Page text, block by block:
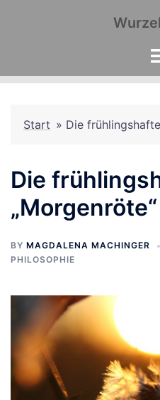
Start » Die
Die
„Morgenröte“
BY MAGDALENA MACHINGER
PHILOSOPHIE